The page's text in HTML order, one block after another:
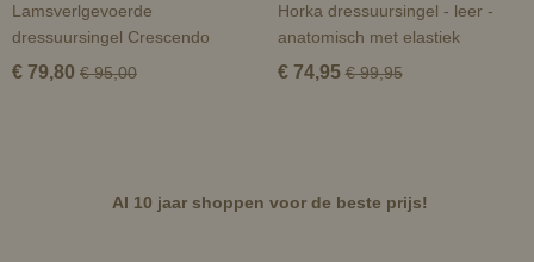
Lamsverlgevoerde
dressuursingel Crescendo
€ 79,80 € 95,00
Horka dressuursingel - leer -
anatomisch met elastiek
€ 74,95 € 99,95
Al 10 jaar shoppen voor de beste prijs!